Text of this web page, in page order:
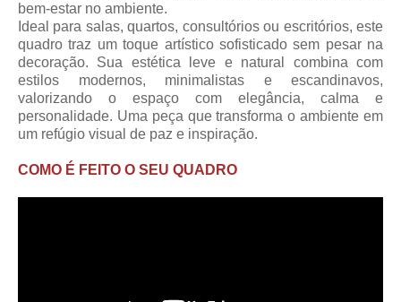
bem-estar no ambiente.
Ideal para salas, quartos, consultórios ou escritórios, este
quadro traz um toque artístico sofisticado sem pesar na
decoração. Sua estética leve e natural combina com
estilos modernos, minimalistas e escandinavos,
valorizando o espaço com elegância, calma e
personalidade. Uma peça que transforma o ambiente em
um refúgio visual de paz e inspiração.
COMO É FEITO O SEU QUADRO